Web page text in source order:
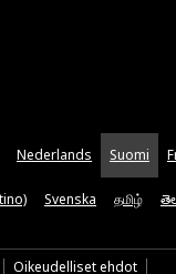
Nederlands Suomi
Svenska தமிழ்
Oikeudelliset ehdot